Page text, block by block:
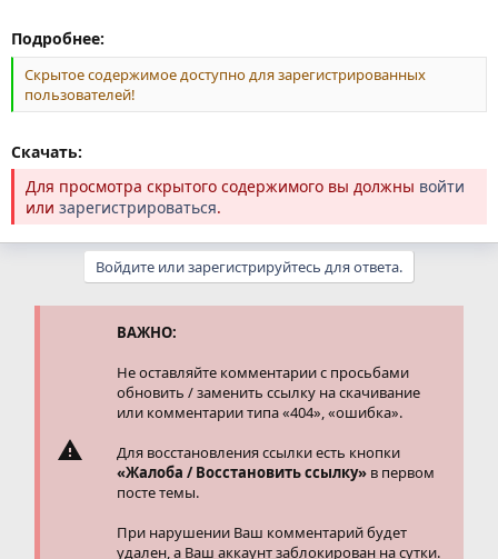
Подробнее:
Скрытое содержимое доступно для зарегистрированных
пользователей!
Скачать:
Для просмотра скрытого содержимого вы должны войти
или зарегистрироваться.
Войдите или зарегистрируйтесь для ответа.
ВАЖНО:
Не оставляйте комментарии с просьбами
обновить / заменить ссылку на скачивание
или комментарии типа «404», «ошибка».
Для восстановления ссылки есть кнопки
«Жалоба / Восстановить ссылку» в первом
посте темы.
При нарушении Ваш комментарий будет
удален, а Ваш аккаунт заблокирован на сутки.